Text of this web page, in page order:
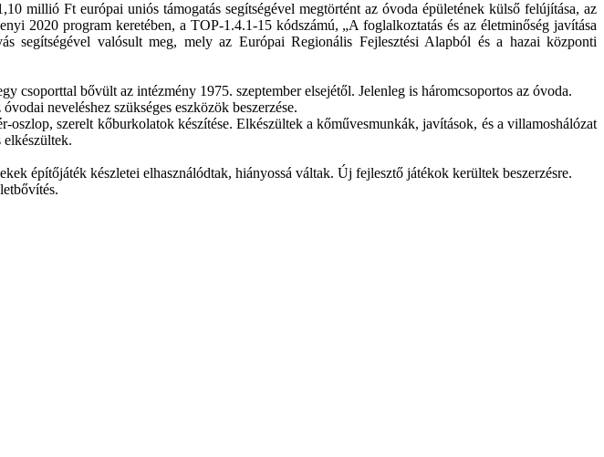
millió Ft európai uniós támogatás segítségével megtörtént az óvoda épületének külső felújítása, az
2020 program keretében, a TOP-1.4.1-15 kódszámú, „A foglalkoztatás és az életminőség javítása
segítségével valósult meg, mely az Európai Regionális Fejlesztési Alapból és a hazai központi
csoporttal bővült az intézmény 1975. szeptember elsejétől. Jelenleg is háromcsoportos az óvoda.
neveléshez szükséges eszközök beszerzése.
szerelt kőburkolatok készítése. Elkészültek a kőművesmunkák, javítások, és a villamoshálózat
elkészültek.
építőjáték készletei elhasználódtak, hiányossá váltak. Új fejlesztő játékok kerültek beszerzésre.